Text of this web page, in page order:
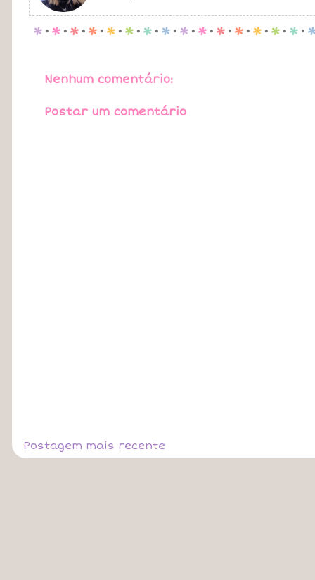
p . p . p . p . p . p . p . p . p . p . p . p . p . p . p .
Nenhum comentário:
Postar um comentário
Postagem mais recente